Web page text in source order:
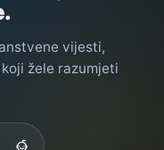
vijesti,
žele razumjeti